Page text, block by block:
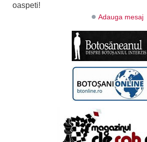
oaspeti!
Adauga mesaj